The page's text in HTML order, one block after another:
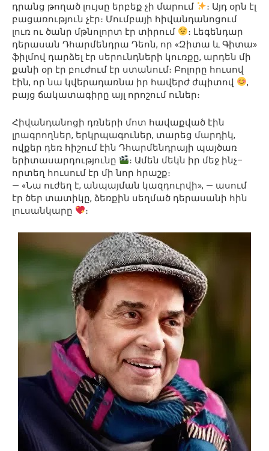
դրանց թողած լույսը երբեք չի մարում
։ Այդ օրն էլ
բացառություն չէր։ Մումբայի հիվանդանոցում
լուռ ու ծանր մթնոլորտ էր տիրում
։ Լեգենդար
դերասան Դհարմենդրա Դեոն, որ «Զիտա և Գիտա»
ֆիլմով դարձել էր սերունդների կուռքը, արդեն մի
քանի օր էր բուժում էր ստանում։ Բոլորը հուսով
էին, որ նա կվերադառնա իր հավերժ ժպիտով
,
բայց ճակատագիրը այլ որոշում ուներ։
Հիվանդանոցի դռների մոտ հավաքված էին
լրագրողներ, երկրպագուներ, տարեց մարդիկ,
ովքեր դեռ հիշում էին Դհարմենդրայի պայծառ
երիտասարդությունը
։ Ամեն մեկն իր մեջ ինչ–
որտեղ հուսում էր մի նոր հրաշք։
— «Նա ուժեղ է, անպայման կազդուրվի», — ասում
էր ծեր տատիկը, ձեռքին սեղմած դերասանի հին
լուսանկարը
։